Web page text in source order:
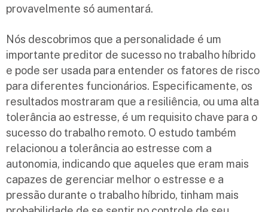
provavelmente só aumentará.
Nós descobrimos que a personalidade é um
importante preditor de sucesso no trabalho híbrido
e pode ser usada para entender os fatores de risco
para diferentes funcionários. Especificamente, os
resultados mostraram que a resiliência, ou uma alta
tolerância ao estresse, é um requisito chave para o
sucesso do trabalho remoto. O estudo também
relacionou a tolerância ao estresse com a
autonomia, indicando que aqueles que eram mais
capazes de gerenciar melhor o estresse e a
pressão durante o trabalho híbrido, tinham mais